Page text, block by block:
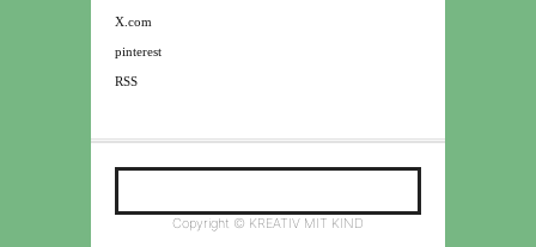
X.com
pinterest
RSS
Copyright © KREATIV MIT KIND